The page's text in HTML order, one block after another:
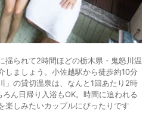
揺られて2時間ほどの栃木県・鬼怒川温
しましょう。小佐越駅から徒歩約10分
」の貸切温泉は、なんと1回あたり2時
ん日帰り入浴もOK。時間に追われる
楽しみたいカップルにぴったりです